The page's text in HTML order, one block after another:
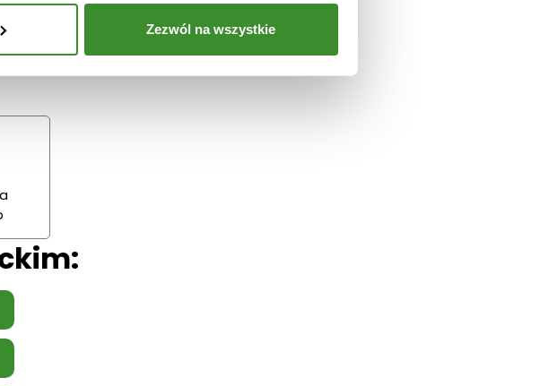
Zezwól na wszystkie